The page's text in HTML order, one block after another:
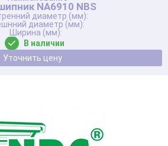
NA6910 NBS
В наличии
Уточнить цену